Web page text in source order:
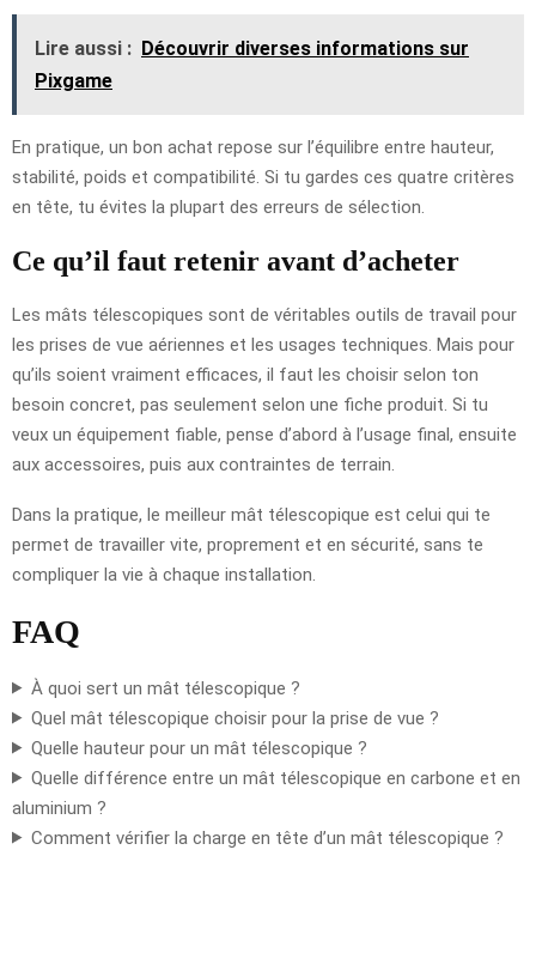
Lire aussi : Découvrir diverses informations sur
Pixgame
En pratique, un bon achat repose sur l’équilibre entre hauteur,
stabilité, poids et compatibilité. Si tu gardes ces quatre critères
en tête, tu évites la plupart des erreurs de sélection.
Ce qu’il faut retenir avant d’acheter
Les mâts télescopiques sont de véritables outils de travail pour
les prises de vue aériennes et les usages techniques. Mais pour
qu’ils soient vraiment efficaces, il faut les choisir selon ton
besoin concret, pas seulement selon une fiche produit. Si tu
veux un équipement fiable, pense d’abord à l’usage final, ensuite
aux accessoires, puis aux contraintes de terrain.
Dans la pratique, le meilleur mât télescopique est celui qui te
permet de travailler vite, proprement et en sécurité, sans te
compliquer la vie à chaque installation.
FAQ
À quoi sert un mât télescopique ?
Quel mât télescopique choisir pour la prise de vue ?
Quelle hauteur pour un mât télescopique ?
Quelle différence entre un mât télescopique en carbone et en
aluminium ?
Comment vérifier la charge en tête d’un mât télescopique ?